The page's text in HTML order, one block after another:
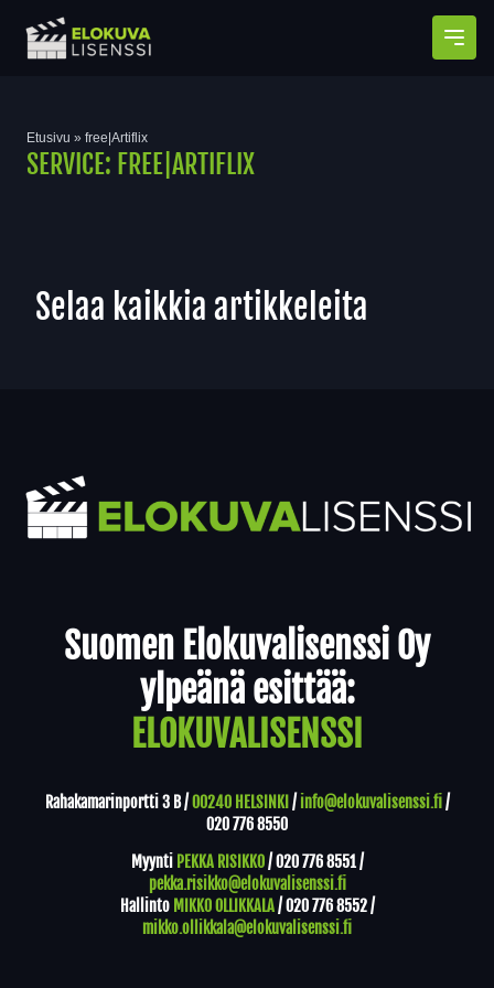
Etusivu » free|Artiflix
SERVICE: FREE|ARTIFLIX
Selaa kaikkia artikkeleita
Suomen Elokuvalisenssi Oy
ylpeänä esittää:
ELOKUVALISENSSI
Rahakamarinportti 3 B /00240 HELSINKI / info@elokuvalisenssi.fi/
020 776 8550
Myynti PEKKA RISIKKO/020 776 8551/
pekka.risikko@elokuvalisenssi.fi
Hallinto MIKKO OLLIKKALA/020 776 8552/
mikko.ollikkala@elokuvalisenssi.fi